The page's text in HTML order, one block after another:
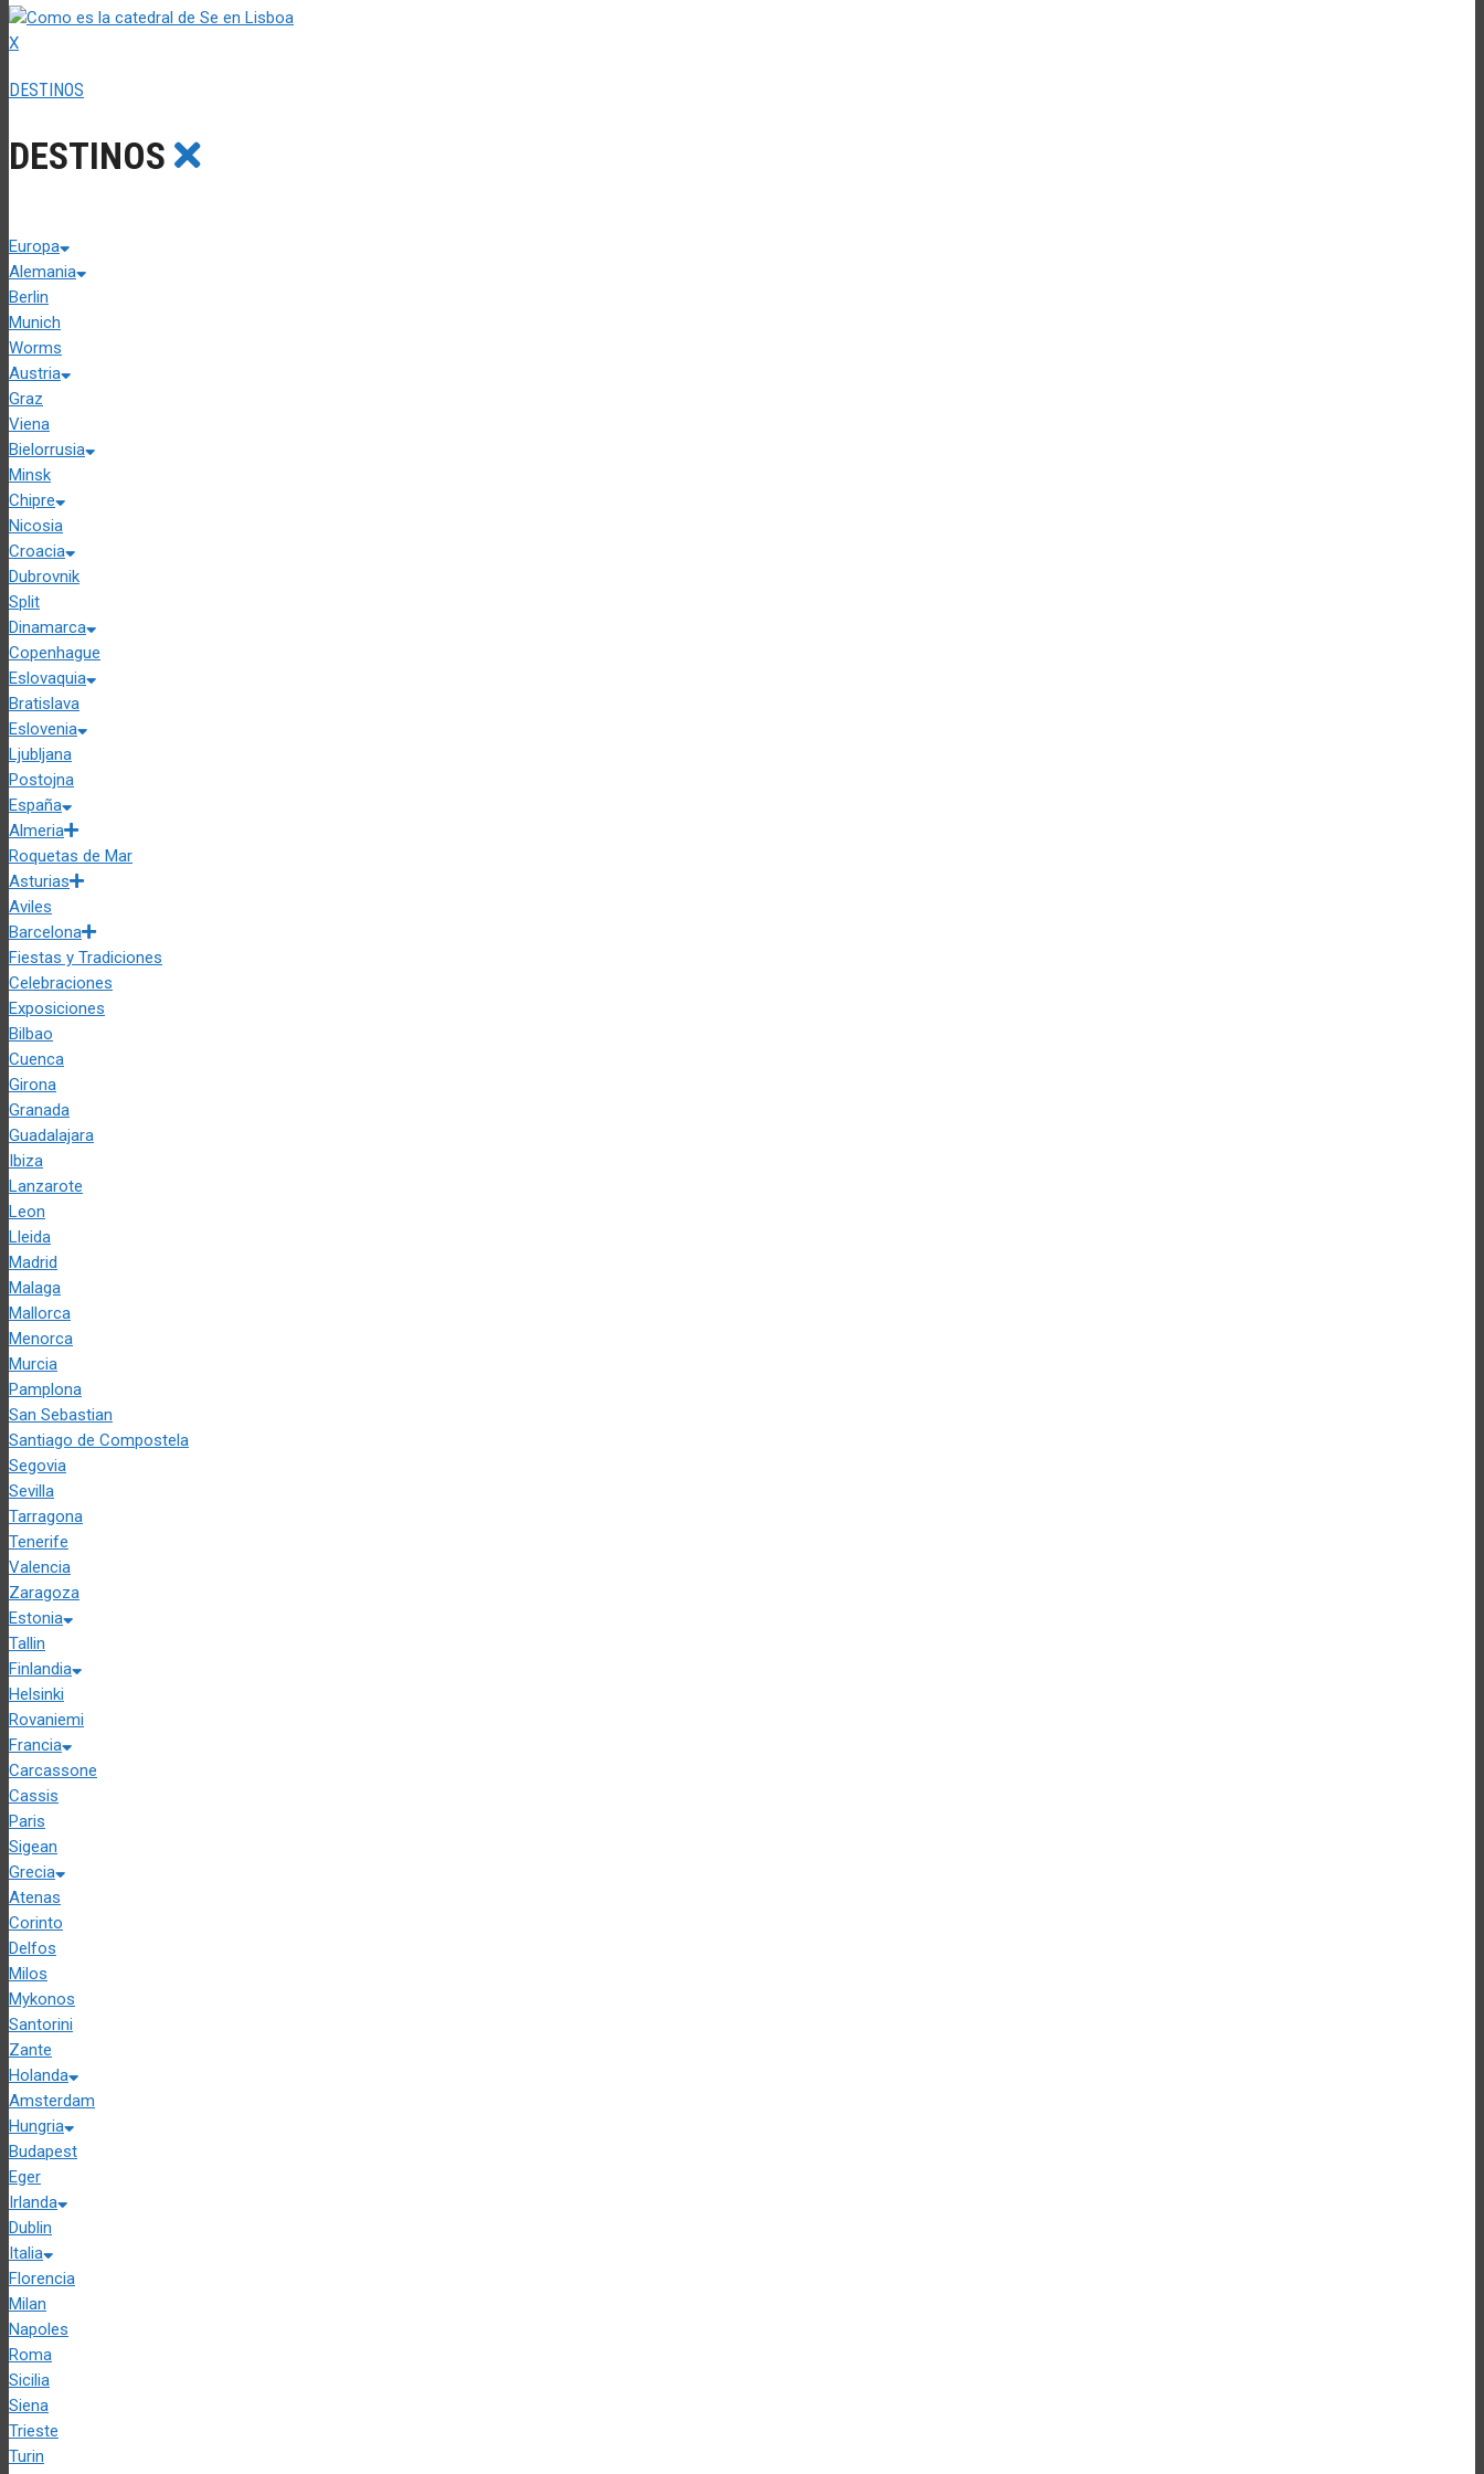
X
DESTINOS
DESTINOS
Europa
Alemania
Berlin
Munich
Worms
Austria
Graz
Viena
Bielorrusia
Minsk
Chipre
Nicosia
Croacia
Dubrovnik
Split
Dinamarca
Copenhague
Eslovaquia
Bratislava
Eslovenia
Ljubljana
Postojna
España
Almeria
Roquetas de Mar
Asturias
Aviles
Barcelona
Fiestas y Tradiciones
Celebraciones
Exposiciones
Bilbao
Cuenca
Girona
Granada
Guadalajara
Ibiza
Lanzarote
Leon
Lleida
Madrid
Malaga
Mallorca
Menorca
Murcia
Pamplona
San Sebastian
Santiago de Compostela
Segovia
Sevilla
Tarragona
Tenerife
Valencia
Zaragoza
Estonia
Tallin
Finlandia
Helsinki
Rovaniemi
Francia
Carcassone
Cassis
Paris
Sigean
Grecia
Atenas
Corinto
Delfos
Milos
Mykonos
Santorini
Zante
Holanda
Amsterdam
Hungria
Budapest
Eger
Irlanda
Dublin
Italia
Florencia
Milan
Napoles
Roma
Sicilia
Siena
Trieste
Turin